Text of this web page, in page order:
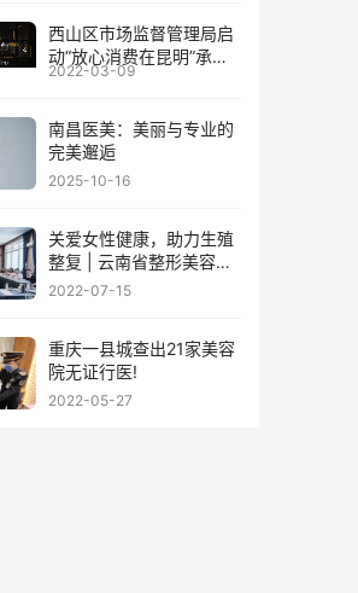
西山区市场监督管理局启
动“放心消费在昆明”承诺
单位创建动员培训会
2022-03-09
南昌医美：美丽与专业的
完美邂逅
2025-10-16
关爱女性健康，助力生殖
整复 | 云南省整形美容协
会女性生殖整复保健分会
2022-07-15
重庆一县城查出21家美容
院无证行医!
2022-05-27